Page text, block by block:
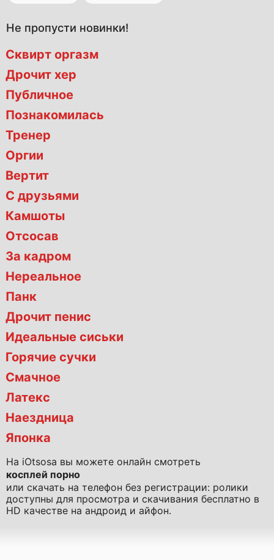
Не пропусти новинки!
Сквирт оргазм
Дрочит хер
Публичное
Познакомилась
Тренер
Оргии
Вертит
С друзьями
Камшоты
Отсосав
За кадром
Нереальное
Панк
Дрочит пенис
Идеальные сиськи
Горячие сучки
Смачное
Латекс
Наездница
Японка
На iOtsosa вы можете онлайн смотреть
косплей порно
или скачать на телефон без регистрации: ролики
доступны для просмотра и скачивания бесплатно в
HD качестве на андроид и айфон.